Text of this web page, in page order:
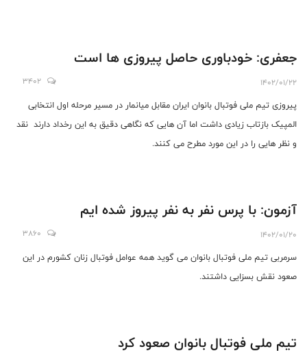
جعفری: خودباوری حاصل پیروزی ها است
1402/01/22
3402
پیروزی تیم ملی فوتبال بانوان ایران مقابل میانمار در مسیر مرحله اول انتخابی
المپیک بازتاب زیادی داشت اما آن هایی که نگاهی دقیق به این رخداد دارند نقد
و نظر هایی را در این مورد مطرح می کنند.
آزمون: با پرس نفر به نفر پیروز شده ایم
1402/01/20
3860
سرمربی تیم ملی فوتبال بانوان می گوید همه عوامل فوتبال زنان کشورم در این
صعود نقش بسزایی داشتند.
تیم ملی فوتبال بانوان صعود کرد